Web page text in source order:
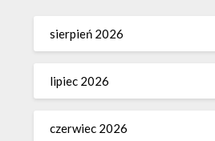
sierpień 2026
lipiec 2026
czerwiec 2026